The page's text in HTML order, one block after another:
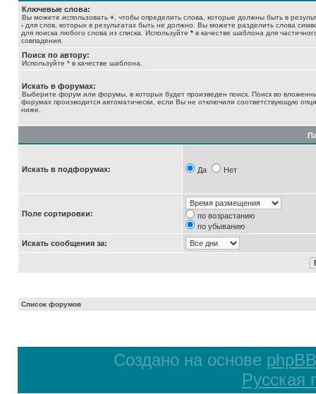
Ключевые слова:
Вы можете использовать + , чтобы определить слова, которые должны быть в
- для слов, которых в результатах быть не должно. Вы можете разделить слова
для поиска любого слова из списка. Используйте * в качестве шаблона для
совпадения.
Поиск по автору:
Используйте * в качестве шаблона.
Искать в форумах:
Выберите форум или форумы, в которых будет произведен поиск. Поиск во
форумах производится автоматически, если Вы не отключили соответствующую
ниже.
Искать в подфорумах: Да Нет
Поле сортировки:
по возрастанию
по убыванию
Искать сообщения за:
Список форумов
Создано на основе phpBB
Русская